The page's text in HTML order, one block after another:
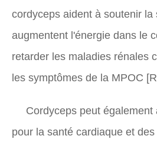
cordyceps aident à soutenir la
augmentent l'énergie dans le
retarder les maladies rénales
les symptômes de la MPOC
Cordyceps peut
pour la santé cardiaque et